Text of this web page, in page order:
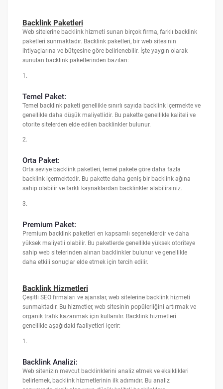
Backlink Paketleri
Web sitelerine backlink hizmeti sunan birçok firma, farklı backlink
paketleri sunmaktadır. Backlink paketleri, bir web sitesinin
ihtiyaçlarına ve bütçesine göre belirlenebilir. İşte yaygın olarak
sunulan backlink paketlerinden bazıları:
1.
Temel Paket:
Temel backlink paketi genellikle sınırlı sayıda backlink içermekte ve
genellikle daha düşük maliyetlidir. Bu pakette genellikle kaliteli ve
otorite sitelerden elde edilen backlinkler bulunur.
2.
Orta Paket:
Orta seviye backlink paketleri, temel pakete göre daha fazla
backlink içermektedir. Bu pakette daha geniş bir backlink ağına
sahip olabilir ve farklı kaynaklardan backlinkler alabilirsiniz.
3.
Premium Paket:
Premium backlink paketleri en kapsamlı seçeneklerdir ve daha
yüksek maliyetli olabilir. Bu paketlerde genellikle yüksek otoriteye
sahip web sitelerinden alınan backlinkler bulunur ve genellikle
daha etkili sonuçlar elde etmek için tercih edilir.
Backlink Hizmetleri
Çeşitli SEO firmaları ve ajanslar, web sitelerine backlink hizmeti
sunmaktadır. Bu hizmetler, web sitesinin popülerliğini artırmak ve
organik trafik kazanmak için kullanılır. Backlink hizmetleri
genellikle aşağıdaki faaliyetleri içerir:
1.
Backlink Analizi:
Web sitenizin mevcut backlinklerini analiz etmek ve eksiklikleri
belirlemek, backlink hizmetlerinin ilk adımıdır. Bu analiz